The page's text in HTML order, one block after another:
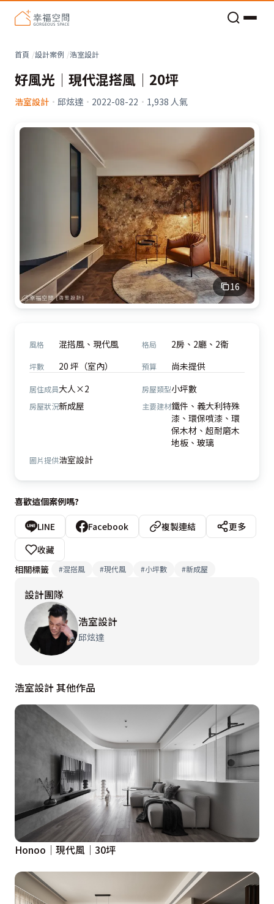
首頁 設計案例 浩室設計
好風光│現代混搭風│20坪
浩室設計 · 邱炫達 · 2022-08-22 · 1,938 人氣
16
風格 混搭風、現代風 格局 2房、2廳、2衛
坪數 20 坪（室內） 預算 尚未提供
居住成員大人×2 房屋類型小坪數
房屋狀況新成屋 主要建材鐵件、義大利特殊
漆、環保噴漆、環
保木材、超耐磨木
地板、玻璃
圖片提供浩室設計
喜歡這個案例嗎?
LINE Facebook 複製連結
更多
收藏
相關標籤
#混搭風 #現代風 #小坪數 #新成屋
設計團隊
浩室設計
邱炫達
浩室設計 其他作品
Honoo│現代風│30坪